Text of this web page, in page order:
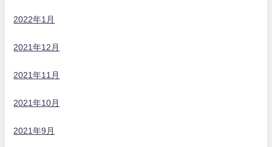
2022年1月
2021年12月
2021年11月
2021年10月
2021年9月